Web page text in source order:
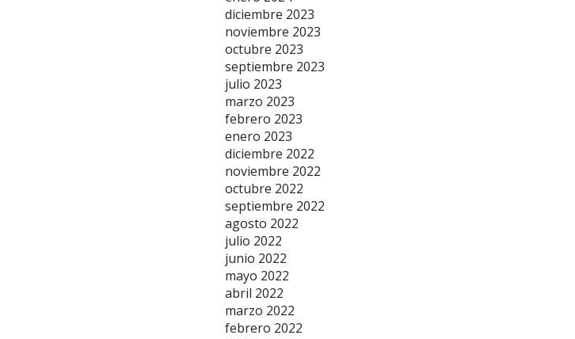
diciembre 2023
noviembre 2023
octubre 2023
septiembre 2023
julio 2023
marzo 2023
febrero 2023
enero 2023
diciembre 2022
noviembre 2022
octubre 2022
septiembre 2022
agosto 2022
julio 2022
junio 2022
mayo 2022
abril 2022
marzo 2022
febrero 2022